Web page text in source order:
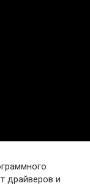
драйверов и